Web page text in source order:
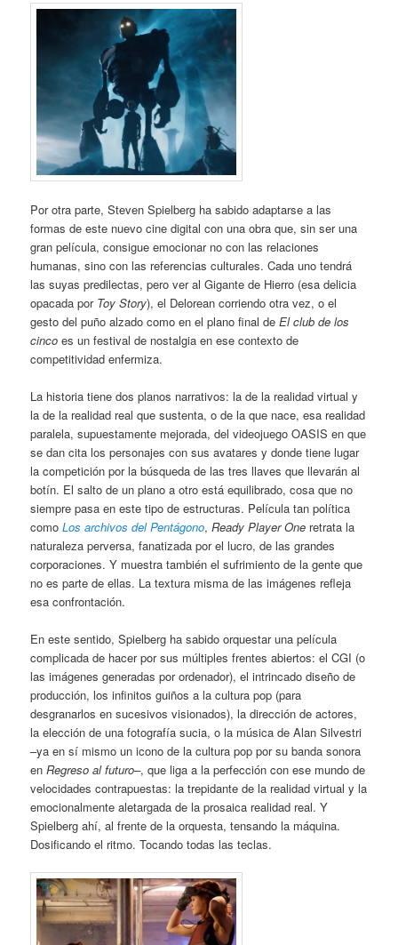
Por otra parte, Steven Spielberg ha sabido adaptarse a las
formas de este nuevo cine digital con una obra que, sin ser una
gran película, consigue emocionar no con las relaciones
humanas, sino con las referencias culturales. Cada uno tendrá
las suyas predilectas, pero ver al Gigante de Hierro (esa delicia
opacada por Toy Story), el Delorean corriendo otra vez, o el
gesto del puño alzado como en el plano final deEl club de los
cinco es un festival de nostalgia en ese contexto de
competitividad enfermiza.
La historia tiene dos planos narrativos: la de la realidad virtual y
la de la realidad real que sustenta, o de la que nace, esa realidad
paralela, supuestamente mejorada, del videojuego OASIS en que
se dan cita los personajes con sus avatares y donde tiene lugar
la competición por la búsqueda de las tres llaves que llevarán al
botín. El salto de un plano a otro está equilibrado, cosa que no
siempre pasa en este tipo de estructuras. Película tan política
comoLos archivos del Pentágono,Ready Player One retrata la
naturaleza perversa, fanatizada por el lucro, de las grandes
corporaciones. Y muestra también el sufrimiento de la gente que
no es parte de ellas. La textura misma de las imágenes refleja
esa confrontación.
En este sentido, Spielberg ha sabido orquestar una película
complicada de hacer por sus múltiples frentes abiertos: el CGI (o
las imágenes generadas por ordenador), el intrincado diseño de
producción, los infinitos guiños a la cultura pop (para
desgranarlos en sucesivos visionados), la dirección de actores,
la elección de una fotografía sucia, o la música de Alan Silvestri
–ya en sí mismo un icono de la cultura pop por su banda sonora
enRegreso al futuro–, que liga a la perfección con ese mundo de
velocidades contrapuestas: la trepidante de la realidad virtual y la
emocionalmente aletargada de la prosaica realidad real. Y
Spielberg ahí, al frente de la orquesta, tensando la máquina.
Dosificando el ritmo. Tocando todas las teclas.